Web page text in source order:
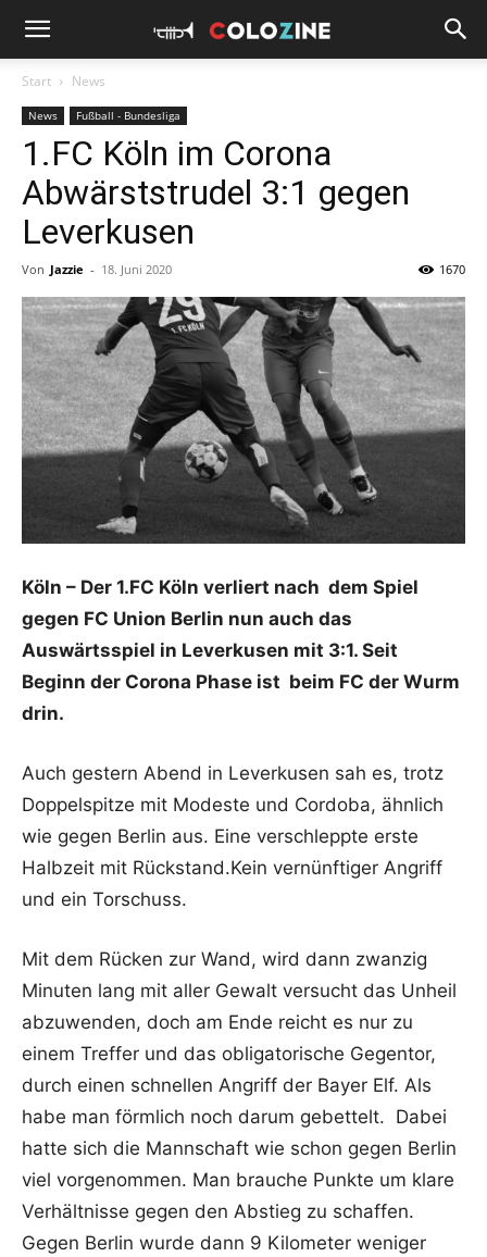
Start News
News Fußball - Bundesliga
1.FC Köln im Corona
Abwärststrudel 3:1 gegen
Leverkusen
Von Jazzie - 18. Juni 2020 1670
Köln – Der 1.FC Köln verliert nach dem Spiel
gegen FC Union Berlin nun auch das
Auswärtsspiel in Leverkusen mit 3:1. Seit
Beginn der Corona Phase ist beim FC der Wurm
drin.
Auch gestern Abend in Leverkusen sah es, trotz
Doppelspitze mit Modeste und Cordoba, ähnlich
wie gegen Berlin aus. Eine verschleppte erste
Halbzeit mit Rückstand.Kein vernünftiger Angriff
und ein Torschuss.
Mit dem Rücken zur Wand, wird dann zwanzig
Minuten lang mit aller Gewalt versucht das Unheil
abzuwenden, doch am Ende reicht es nur zu
einem Treffer und das obligatorische Gegentor,
durch einen schnellen Angriff der Bayer Elf. Als
habe man förmlich noch darum gebettelt. Dabei
hatte sich die Mannschaft wie schon gegen Berlin
viel vorgenommen. Man brauche Punkte um klare
Verhältnisse gegen den Abstieg zu schaffen.
Gegen Berlin wurde dann 9 Kilometer weniger